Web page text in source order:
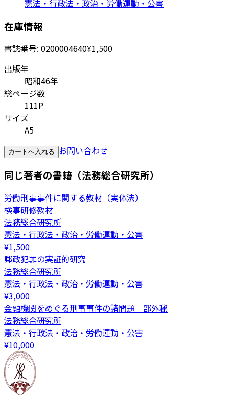
憲法・行政法・政治・労働運動・公害
在庫情報
書誌番号: 0200004640¥1,500
出版年
昭和46年
総ページ数
111P
サイズ
A5
カートへ入れる お問い合わせ
同じ著者の書籍（法務総合研究所）
労働刑事事件に関する教材（実体法）
検事研修教材
法務総合研究所
憲法・行政法・政治・労働運動・公害
¥1,500
郵政犯罪の実証的研究
法務総合研究所
憲法・行政法・政治・労働運動・公害
¥3,000
金融機関をめぐる刑事事件の諸問題 部外秘
法務総合研究所
憲法・行政法・政治・労働運動・公害
¥10,000